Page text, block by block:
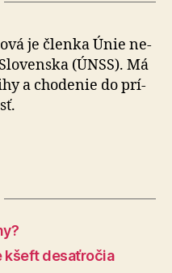
je členka Únie ne­
(ÚNSS). Má
a cho­de­nie do prí­
kšeft desaťročia